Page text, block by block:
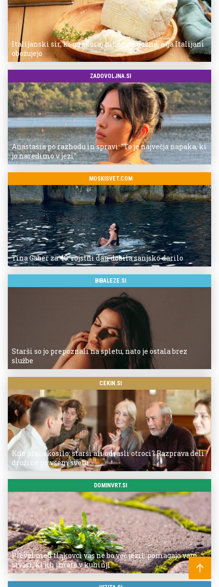
Italijanski sir, ki ga skoraj nihče ne pozna, a ga Italijani
obožujejo
ZADOVOLJNA.SI
Anastasia po razhodu in spravi: "To je največja napaka, ki
jo naredimo v jezi"
MOSKISVET.COM
Tina Gaber za 40. rojstni dan dobila sanjsko darilo
BIBALEZE.SI
Starši so jo prepoznali na spletu, nato je ostala brez
službe
CEKIN.SI
Kdo plača kosilo: starši ali odrasli otroci? Razprava deli
družine po vsem svetu
DOMINVRT.SI
Plevel med tlakovci vas ne bo več jezil: pomagajo vam
stvari, ki jih imate v kuhinji